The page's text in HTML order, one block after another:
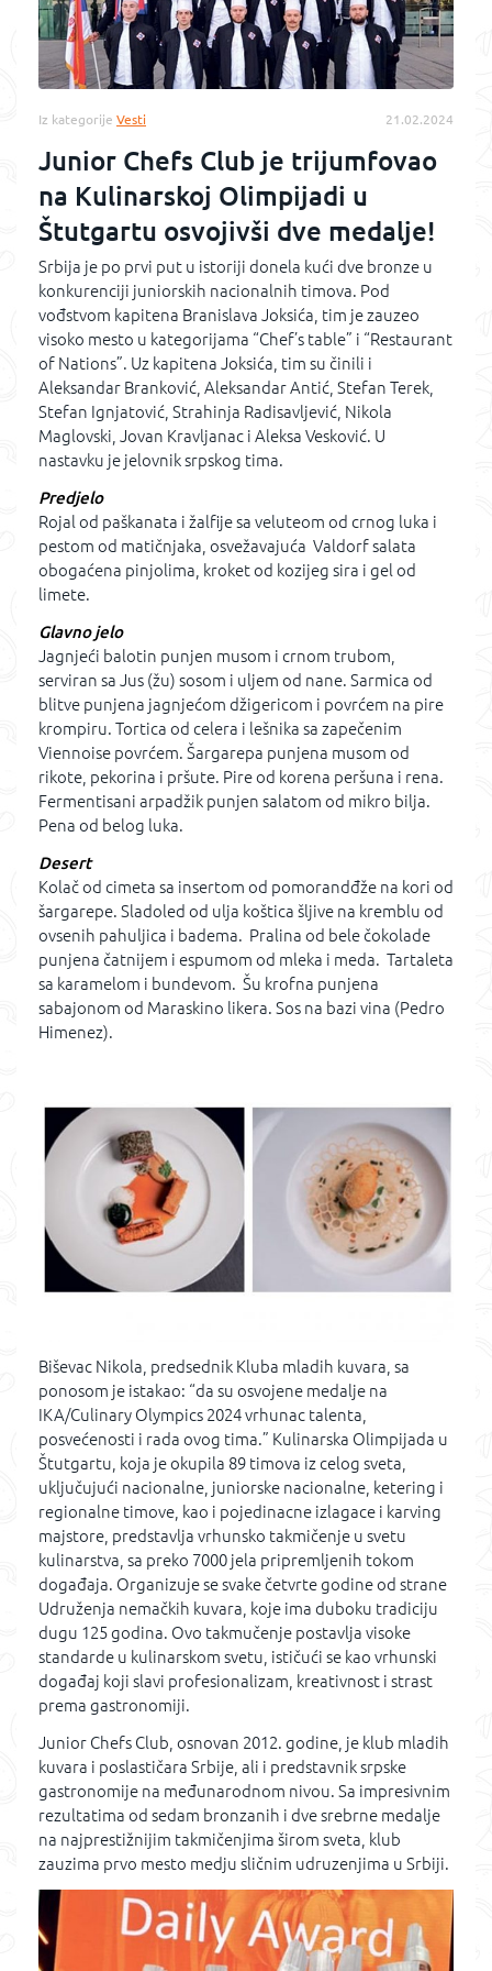
Iz kategorije Vesti 21.02.2024
Junior Chefs Club je trijumfovao
na Kulinarskoj Olimpijadi u
Štutgartu osvojivši dve medalje!
Srbija je po prvi put u istoriji donela kući dve bronze u
konkurenciji juniorskih nacionalnih timova. Pod
vođstvom kapitena Branislava Joksića, tim je zauzeo
visoko mesto u kategorijama “Chef’s table” i “Restaurant
of Nations”. Uz kapitena Joksića, tim su činili i
Aleksandar Branković, Aleksandar Antić, Stefan Terek,
Stefan Ignjatović, Strahinja Radisavljević, Nikola
Maglovski, Jovan Kravljanac i Aleksa Vesković. U
nastavku je jelovnik srpskog tima.
Predjelo
Rojal od paškanata i žalfije sa veluteom od crnog luka i
pestom od matičnjaka, osvežavajuća Valdorf salata
obogaćena pinjolima, kroket od kozijeg sira i gel od
limete.
Glavno jelo
Jagnjeći balotin punjen musom i crnom trubom,
serviran sa Jus (žu) sosom i uljem od nane. Sarmica od
blitve punjena jagnjećom džigericom i povrćem na pire
krompiru. Tortica od celera i lešnika sa zapečenim
Viennoise povrćem. Šargarepa punjena musom od
rikote, pekorina i pršute. Pire od korena peršuna i rena.
Fermentisani arpadžik punjen salatom od mikro bilja.
Pena od belog luka.
Desert
Kolač od cimeta sa insertom od pomorandđže na kori od
šargarepe. Sladoled od ulja koštica šljive na kremblu od
ovsenih pahuljica i badema. Pralina od bele čokolade
punjena čatnijem i espumom od mleka i meda. Tartaleta
sa karamelom i bundevom. Šu krofna punjena
sabajonom od Maraskino likera. Sos na bazi vina (Pedro
Himenez).
Biševac Nikola, predsednik Kluba mladih kuvara, sa
ponosom je istakao: “da su osvojene medalje na
IKA/Culinary Olympics 2024 vrhunac talenta,
posvećenosti i rada ovog tima.” Kulinarska Olimpijada u
Štutgartu, koja je okupila 89 timova iz celog sveta,
uključujući nacionalne, juniorske nacionalne, ketering i
regionalne timove, kao i pojedinacne izlagace i karving
majstore, predstavlja vrhunsko takmičenje u svetu
kulinarstva, sa preko 7000 jela pripremljenih tokom
događaja. Organizuje se svake četvrte godine od strane
Udruženja nemačkih kuvara, koje ima duboku tradiciju
dugu 125 godina. Ovo takmučenje postavlja visoke
standarde u kulinarskom svetu, ističući se kao vrhunski
događaj koji slavi profesionalizam, kreativnost i strast
prema gastronomiji.
Junior Chefs Club, osnovan 2012. godine, je klub mladih
kuvara i poslastičara Srbije, ali i predstavnik srpske
gastronomije na međunarodnom nivou. Sa impresivnim
rezultatima od sedam bronzanih i dve srebrne medalje
na najprestižnijim takmičenjima širom sveta, klub
zauzima prvo mesto medju sličnim udruzenjima u Srbiji.